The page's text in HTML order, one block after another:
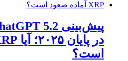
است؟